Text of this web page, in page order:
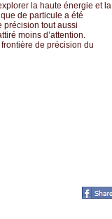
la haute énergie et la
de particule a été
précision tout aussi
moins d’attention.
de précision du